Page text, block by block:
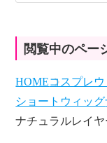
閲覧中のペー
HOMEコスプレ
ショートウィッグ
ナチュラルレイ